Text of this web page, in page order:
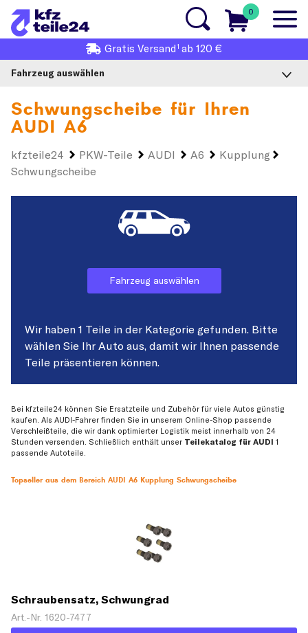
0
Gratis Versand1 ab 120 €
Fahrzeug auswählen
Schwungscheibe für Ihren
AUDI A6
kfzteile24 PKW-Teile AUDI A6
Kupplung
Schwungscheibe
Fahrzeug auswählen
Wir haben 1 Teile in der Kategorie gefunden. Bitte
wählen Sie Ihr Auto aus, damit wir Ihnen passende
Teile präsentieren können.
Bei kfzteile24 können Sie Ersatzteile und Zubehör für viele Autos günstig
kaufen. Als AUDI-Fahrer finden Sie in unserem Online-Shop passende
Verschleißteile, die wir dank optimierter Logistik meist innerhalb von 24
Stunden versenden. Schließlich enthält unser Teilekatalog für AUDI 1
passende Autoteile.
Topseller aus dem Bereich AUDI A6 Kupplung Schwungscheibe
Schraubensatz, Schwungrad
Art.-Nr. 1620-7477